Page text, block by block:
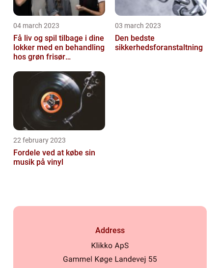
04 march 2023
Få liv og spil tilbage i dine
lokker med en behandling
hos grøn frisør
03 march 2023
Den bedste
sikkerhedsforanstaltning
22 february 2023
Fordele ved at købe sin
musik på vinyl
Address